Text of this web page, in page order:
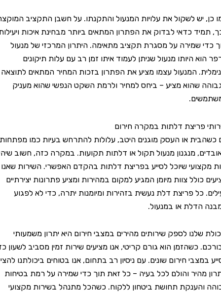
יש לשקול את עלויות המנעול והתקנתו. על חשבן התקציב המוקצה
כדאי לבדוק את הפתרון המתאים ביותר מבחינת איכות ויעילות
שמירה על מסגרת תקציב מתאימה. היתרון המרכזי של מנעול
היותו מנעול שניתן לעמוד איתו זמן רב עם עלות תיקונים
המנעול עצמו מציע את הפתרון בזכות המחיר המתאים לתוצאה
שהוא מציע – ביחס למחיר ולרמת השקט הנפשי שהוא מעניק
פריצת דלתות במקרה חירום
או העסק מוגנים היטב, עלולות להתרחש בעיות כמו מפתחות
מנגנון מנעול תקול או דלתות תקועות. במקרה כזה, חשוב שיהיה
שיוכל לסייע בפריצת דלתות בהקדם האפשרי. השירות שאנו
צוות מיומן המגיע למקום במהירות ומציע פתרונות יצירתיים
כל פריצת דלת נעשית בזהירות ומיומנות יתרה, כדי לא לפגוע
או במנעול.
לספק שירותים מהירים במצבי חירום היא יתרון משמעותי
כשהזמן הוא גורם קריטי, אנו מציעים שירות זמין מסביב לשעון כדי
חירום שונים. עם ניסיון רב בתחום, אנו בטוחים ביכולתנו להציע
והולם לכל בעיה – כל זאת תוך כדי שמירה על רמת בטיחות
תחושת ביטחון ללקוח. כשהכל מתנהל בשירות מקצועי